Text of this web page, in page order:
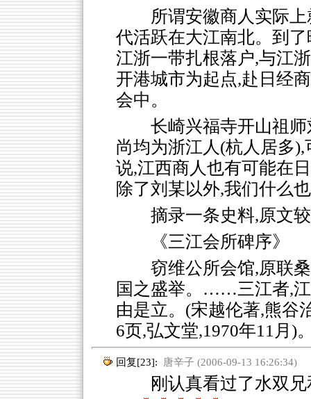
所谓安徽商人实际
代活跃在大江南北。到
江浙一带扎根落户,与江
开港城市为起点,赴日经
会中。
长崎兴福寺开山祖
尚均为浙江人(杭人居多
说,江西商人也有可能在
除了刘某以外,我们什么
摘录一条史料,原文
《三江会所碑序》
窃维公所会馆,原联
国之盛举。……三江者,
由是立。(宋越伦著,熊谷
6页,弘文堂,1970年11月)
回复[23]: 唐辛子 (2006-09-13 16:26:34)
刚认真看过了水双兄